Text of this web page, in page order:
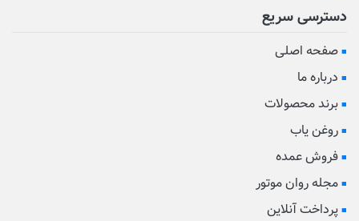
دسترسی سریع
صفحه اصلی
درباره ما
برند محصولات
روغن یاب
فروش عمده
مجله روان موتور
پرداخت آنلاین